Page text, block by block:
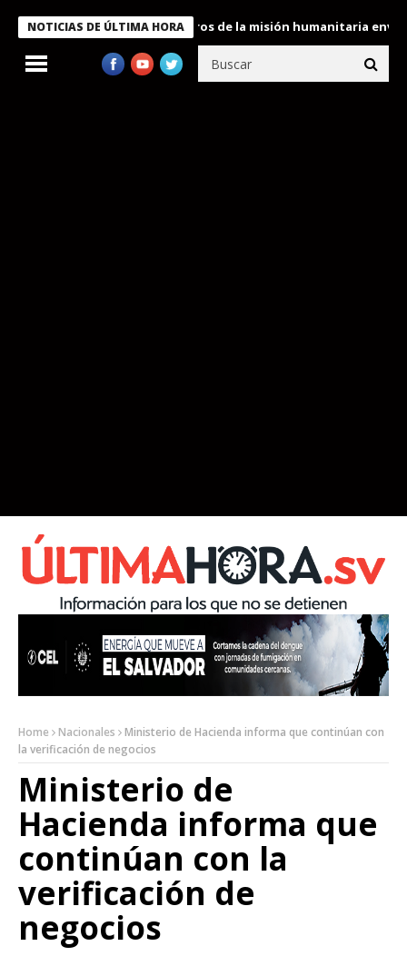
NOTICIAS DE ÚLTIMA HORA
condecora a miembros de la misión humanitaria enviada a
Home Nacionales
Ministerio de Hacienda informa que continúan con
la verificación de negocios
Ministerio de
Hacienda informa que
continúan con la
verificación de
negocios